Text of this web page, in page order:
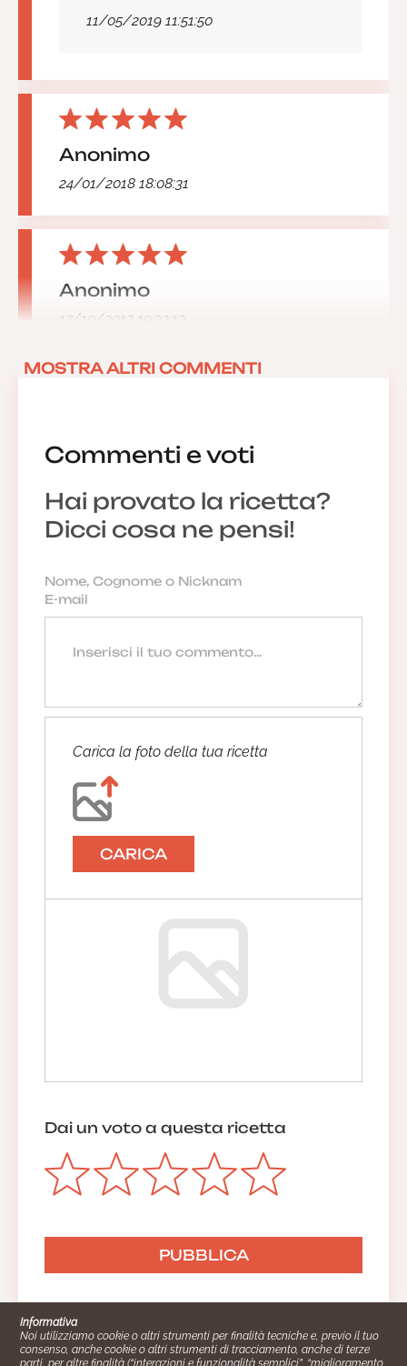
Commenti e voti
Hai provato la ricetta?
Dicci cosa ne pensi!
Carica la foto della tua ricetta
CARICA
Dai un voto a questa ricetta
11/05/2019 11:51:50
Anonimo
24/01/2018 18:08:31
Anonimo
17/10/2017 19:32:13
MOSTRA ALTRI COMMENTI
Informativa
Noi utilizziamo cookie o altri strumenti per finalità tecniche e, previo il tuo
consenso, anche cookie o altri strumenti di tracciamento, anche di terze
parti, per altre finalità (“interazioni e funzionalità semplici”, “miglioramento